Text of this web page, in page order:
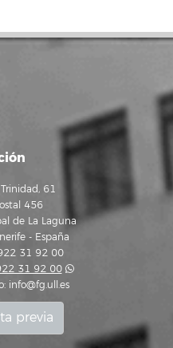
61
456
de La Laguna
- España
31 92 00
31 92 00
info@fg.ull.es
previa